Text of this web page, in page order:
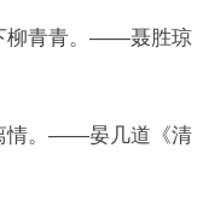
柳青青。——聂胜琼
情。——晏几道《清